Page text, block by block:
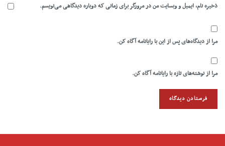
ذخیره نام، ایمیل و وبسایت من در مرورگر برای زمانی که دوباره دیدگاهی می‌نویسم.
مرا از دیدگاه‌های پس از این با رایانامه آگاه کن.
مرا از نوشته‌های تازه با رایانامه آگاه کن.